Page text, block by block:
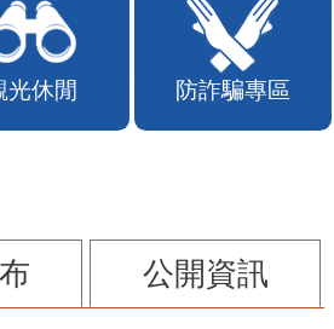
光休閒 防詐騙專區
公開資訊